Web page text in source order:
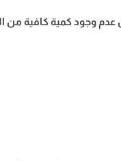
عدم وجود كمية كافية